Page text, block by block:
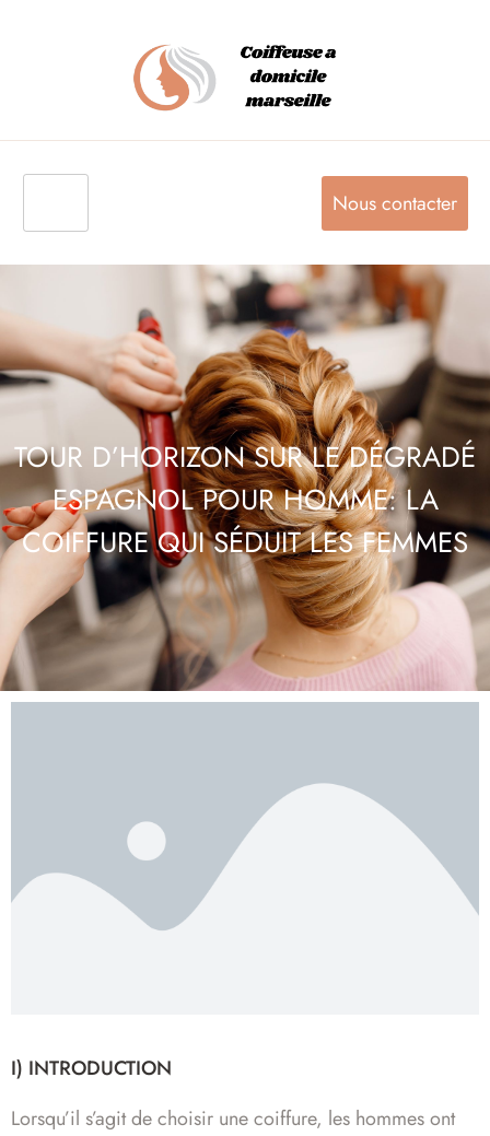
Nous contacter
TOUR D’HORIZON SUR LE DÉGRADÉ
ESPAGNOL POUR HOMME: LA
COIFFURE QUI SÉDUIT LES FEMMES
I) INTRODUCTION
Lorsqu’il s’agit de choisir une coiffure, les hommes ont